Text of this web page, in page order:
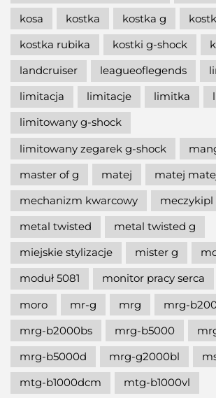
kosa
kostka kostka g
kostka rubika
kostki g-shock
landcruiser
leagueoflegends
limitacja
limitacje limitka
limitowany g-shock
limitowany zegarek g-shock
master of g
matej
matej
mechanizm kwarcowy
meczykipl
metal twisted
metal twisted g
miejskie stylizacje
mister g
moduł 5081
monitor pracy serca
moro
mr-g mrg
mrg-
mrg-b2000bs
mrg-b5000
mrg-b5000d
mrg-g2000bl
mtg-b1000dcm
mtg-b1000vl